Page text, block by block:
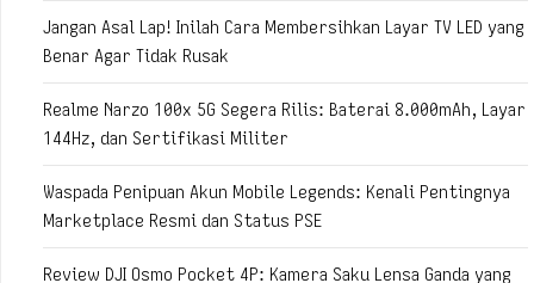
Jangan Asal Lap! Inilah Cara Membersihkan Layar TV LED yang
Benar Agar Tidak Rusak
Realme Narzo 100x 5G Segera Rilis: Baterai 8.000mAh, Layar
144Hz, dan Sertifikasi Militer
Waspada Penipuan Akun Mobile Legends: Kenali Pentingnya
Marketplace Resmi dan Status PSE
Review DJI Osmo Pocket 4P: Kamera Saku Lensa Ganda yang